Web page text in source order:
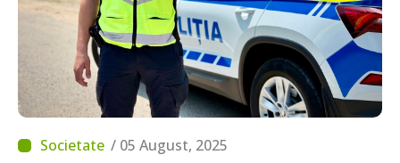
/ 05 August, 2025